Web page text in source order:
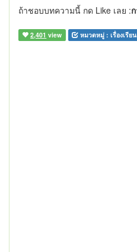
ถ้าชอบบทความนี้ กด Like เลย :
2,401 view หมวดหมู่ : เรื่องเรียน